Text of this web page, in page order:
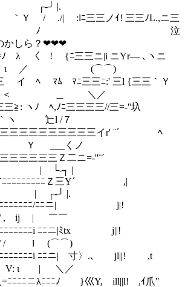
┌‐┘ |.
｀Ｙ / ./| :lﾆ三三ノｲ! 三三ﾉL.,ニ三
ﾉ ￣￣ 泣
かしら？❤❤❤
ﾉ λ 〈 ! {ﾆ三三ニ|i ニYr― ､ヽニ
／ (⌒⌒)
三 ゝイ ﾍ ﾏﾑ ﾏﾆ三三ﾆ:' 三l {三三｀Ｙ
＿ ＼／
三≧: ヽﾉ ﾍ,ﾉﾆ三三三三//三=‐''圦
辷l /７
三三三三三三三三三三イr' ¨´ ﾍ
くノ
三三三三三三三Ｚ二ニ=‐''¨´
|
｀YﾆﾆﾆﾆﾆﾆﾆﾆﾆＺ三Y´ ,|
┌‐┘ |.
|ﾆﾆﾆﾆﾆﾆﾆﾆ/ﾆﾆニ| j|!
| ￣￣
|ﾆﾆﾆﾆﾆﾆﾆﾆi ﾆﾆニ|ﾐtx j||!
l (⌒⌒)
ﾆﾆﾆﾆﾆﾆﾆﾆi ﾆﾆニ| 寸〉.､ jl||! ,t
ι | ＼／
=ﾆﾆﾆﾆニλﾆﾆﾆﾉ }巛Y, ill||l! ,ｲ爪"